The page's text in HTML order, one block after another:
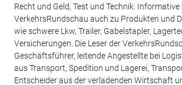
Recht und Geld, Test und Technik.
VerkehrsRundschau auch zu Produkten und
wie schwere Lkw, Trailer, Gabelstapler,
Versicherungen. Die Leser der
Geschäftsführer, leitende Angestellte bei
aus Transport, Spedition und Lagerei,
Entscheider aus der verladenden Wirtschaft